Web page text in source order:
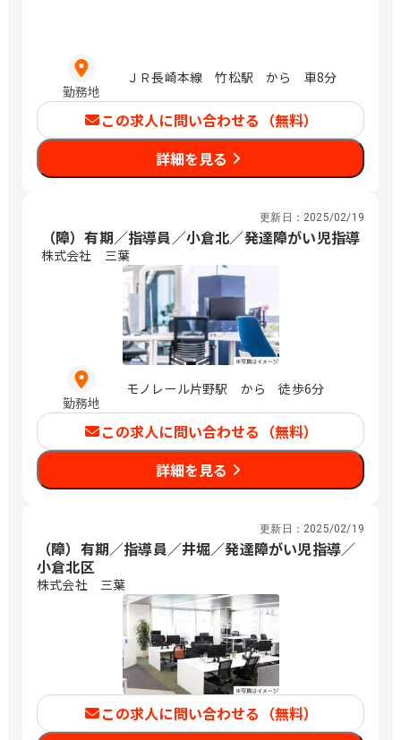
勤務地
ＪＲ長崎本線 竹松駅 から 車8分
この求人に問い合わせる（無料）
詳細を見る
更新日： 2025/02/19
（障）有期／指導員／小倉北／発達障がい児指導
株式会社 三葉
勤務地
モノレール片野駅 から 徒歩6分
この求人に問い合わせる（無料）
詳細を見る
更新日： 2025/02/19
（障）有期／指導員／井堀／発達障がい児指導／
小倉北区
株式会社 三葉
この求人に問い合わせる（無料）